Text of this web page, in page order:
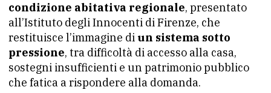
condizione abitativa regionale, presentato
all’Istituto degli Innocenti di Firenze, che
restituisce l’immagine di un sistema sotto
pressione, tra difficoltà di accesso alla casa,
sostegni insufficienti e un patrimonio pubblico
che fatica a rispondere alla domanda.